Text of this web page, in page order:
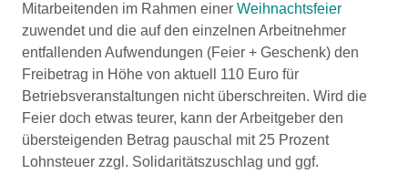
Mitarbeitenden im Rahmen einer Weihnachtsfeier
zuwendet und die auf den einzelnen Arbeitnehmer
entfallenden Aufwendungen (Feier + Geschenk) den
Freibetrag in Höhe von aktuell 110 Euro für
Betriebsveranstaltungen nicht überschreiten. Wird die
Feier doch etwas teurer, kann der Arbeitgeber den
übersteigenden Betrag pauschal mit 25 Prozent
Lohnsteuer zzgl. Solidaritätszuschlag und ggf.